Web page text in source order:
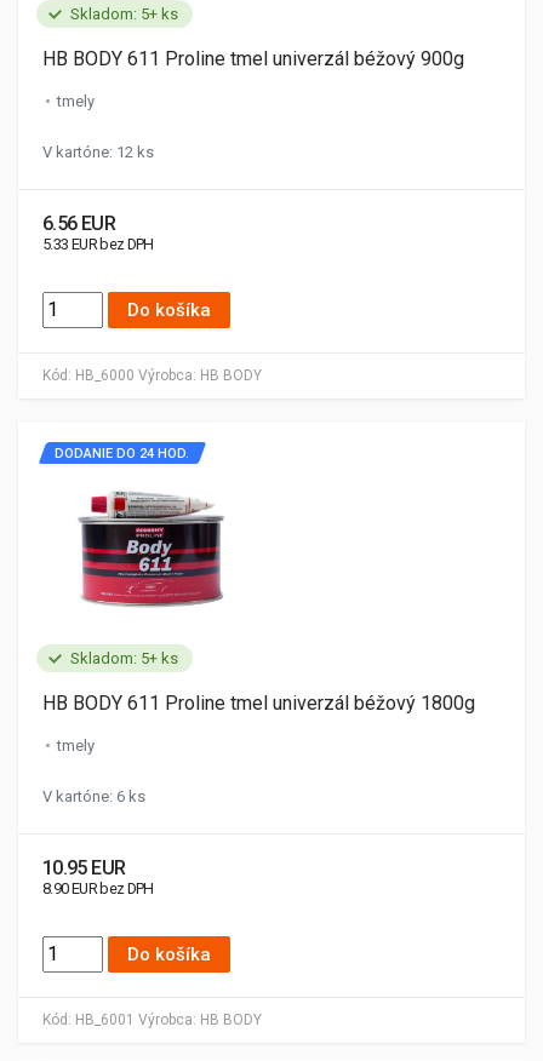
Skladom: 5+ ks
Kód: HB_6000 Výrobca: HB BODY
HB BODY 611 Proline tmel univerzál béžový 900g
tmely
V kartóne: 12 ks
6.56 EUR
5.33 EUR bez DPH
Do košíka
Skladom: 5+ ks
Kód: HB_6001 Výrobca: HB BODY
DODANIE DO 24 HOD.
HB BODY 611 Proline tmel univerzál béžový 1800g
tmely
V kartóne: 6 ks
10.95 EUR
8.90 EUR bez DPH
Do košíka